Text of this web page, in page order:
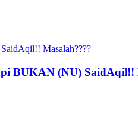
BUKAN (NU) SaidAqil!!